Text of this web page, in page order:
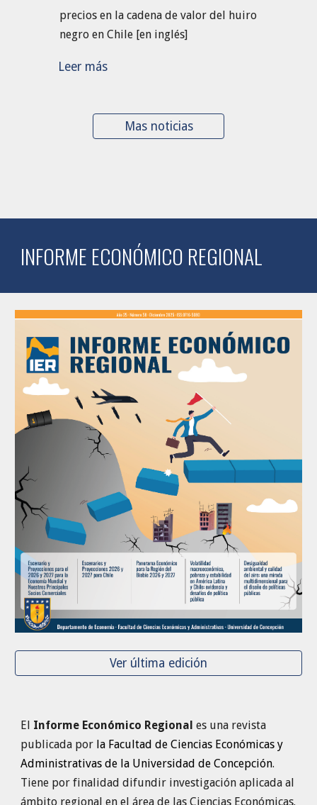
precios en la cadena de valor del huiro
negro en Chile [en inglés]
Leer más
Mas noticias
INFORME ECONÓMICO REGIONAL
Ver última edición
El Informe Económico Regional es una revista
publicada por la Facultad de Ciencias Económicas y
Administrativas de la Universidad de Concepción.
Tiene por finalidad difundir investigación aplicada al
ámbito regional en el área de las Ciencias Económicas.